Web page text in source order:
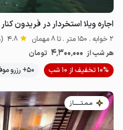
اجاره ویلا استخردار در فریدون کنار
2 خوابه . 150 متر . تا 8 مهمان 4.8 (38 نظر)
هر شب از 4٬300٬000 تومان
10% تخفیف از 10 شب
50+ رزرو موفق
مـمـتــــــاز